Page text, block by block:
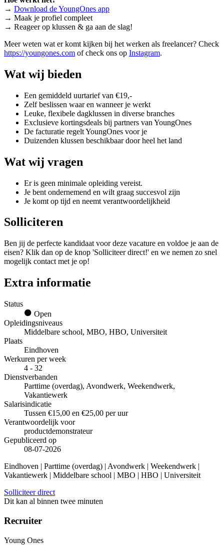
→ Download de YoungOnes app
→ Maak je profiel compleet
→ Reageer op klussen & ga aan de slag!
Meer weten wat er komt kijken bij het werken als freelancer? Check
https://youngones.com of check ons op Instagram.
Wat wij bieden
Een gemiddeld uurtarief van €19,-
Zelf beslissen waar en wanneer je werkt
Leuke, flexibele dagklussen in diverse branches
Exclusieve kortingsdeals bij partners van YoungOnes
De facturatie regelt YoungOnes voor je
Duizenden klussen beschikbaar door heel het land
Wat wij vragen
Er is geen minimale opleiding vereist.
Je bent ondernemend en wilt graag succesvol zijn
Je komt op tijd en neemt verantwoordelijkheid
Solliciteren
Ben jij de perfecte kandidaat voor deze vacature en voldoe je aan de
eisen? Klik dan op de knop 'Solliciteer direct!' en we nemen zo snel
mogelijk contact met je op!
Extra informatie
Status
Open
Opleidingsniveaus
Middelbare school, MBO, HBO, Universiteit
Plaats
Eindhoven
Werkuren per week
4 - 32
Dienstverbanden
Parttime (overdag), Avondwerk, Weekendwerk,
Vakantiewerk
Salarisindicatie
Tussen €15,00 en €25,00 per uur
Verantwoordelijk voor
productdemonstrateur
Gepubliceerd op
08-07-2026
Eindhoven | Parttime (overdag) | Avondwerk | Weekendwerk |
Vakantiewerk | Middelbare school | MBO | HBO | Universiteit
Solliciteer direct
Dit kan al binnen twee minuten
Recruiter
Young Ones